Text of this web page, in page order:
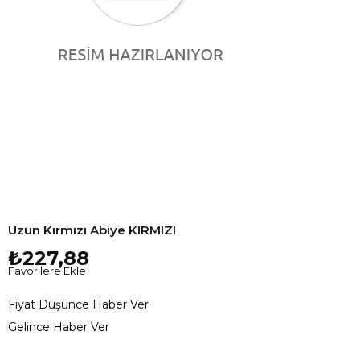
Uzun Kırmızı Abiye KIRMIZI
₺227,88
Favorilere Ekle
Fiyat Düşünce Haber Ver
Gelince Haber Ver